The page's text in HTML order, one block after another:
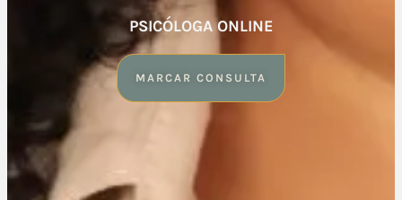
PSICÓLOGA ONLINE
MARCAR CONSULTA